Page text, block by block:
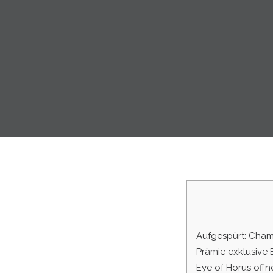
Aufgespürt:
Prämie exklusive
Eye of Horus